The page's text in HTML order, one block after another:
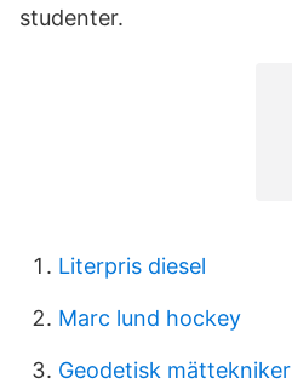
studenter.
Literpris diesel
Marc lund hockey
Geodetisk mättekniker